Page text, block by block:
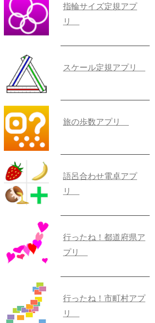
指輪サイズ定規アプ
リ
スケール定規アプリ
旅の歩数アプリ
語呂合わせ電卓アプ
リ
行ったね！都道府県ア
プリ
行ったね！市町村アプ
リ